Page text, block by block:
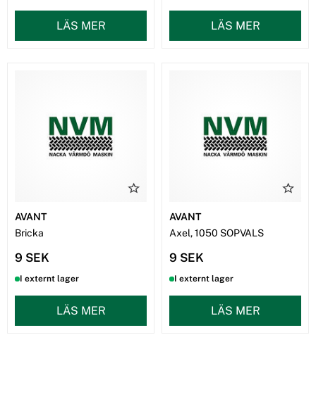
LÄS MER LÄS MER
AVANT
Bricka
9 SEK
I externt lager
LÄS MER
AVANT
Axel, 1050 SOPVALS
9 SEK
I externt lager
LÄS MER